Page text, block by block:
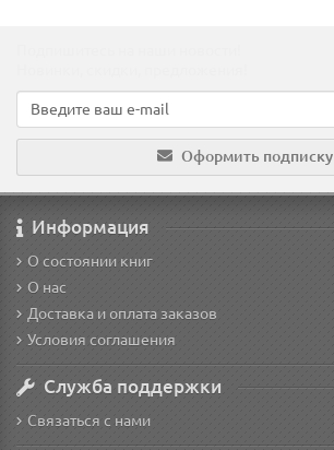
Оформить подписку
Информация
О состоянии книг
О нас
Доставка и оплата заказов
Условия соглашения
Служба поддержки
Связаться с нами